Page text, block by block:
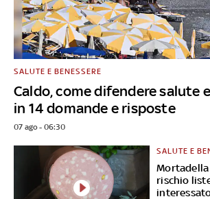
Caldo, come difendere salute
in 14 domande e risposte
SALUTE E BENESSERE
07 ago - 06:30
rischio
SALUTE E